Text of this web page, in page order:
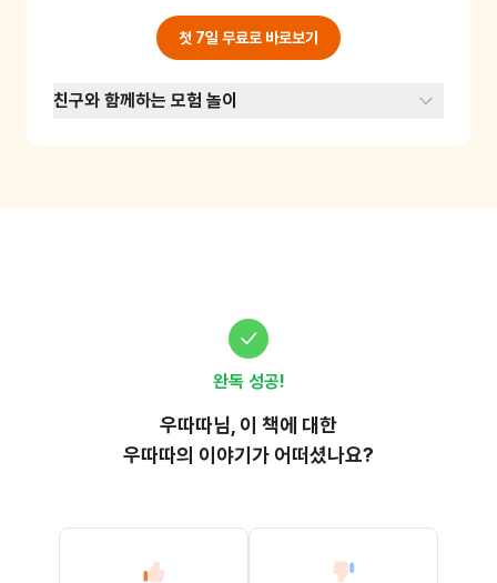
을 키우고, 친구에 대한 생각을 표현할 수 있어요.
(준비물: 종이, 색연필 또는 크레파스)
첫 7일 무료로 바로보기
친구와 함께하는 모험 놀이
완독 성공!
우따따님, 이 책에 대한
우따따의 이야기가 어떠셨나요?